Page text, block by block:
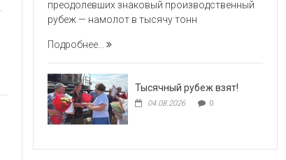
преодолевших знаковый производственный
рубеж — намолот в тысячу тонн
Подробнее...
Тысячный рубеж взят!
04.08.2026 0